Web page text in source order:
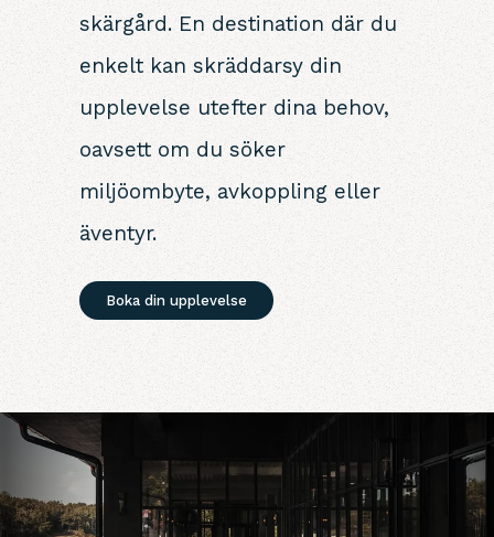
skärgård. En destination där du
enkelt kan skräddarsy din
upplevelse utefter dina behov,
oavsett om du söker
miljöombyte, avkoppling eller
äventyr.
Boka din upplevelse